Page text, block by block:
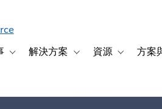
for 產品
Toggle sub-navigation for 客戶故事
解決方案 Toggle sub-navigation
資源 Toggle方案